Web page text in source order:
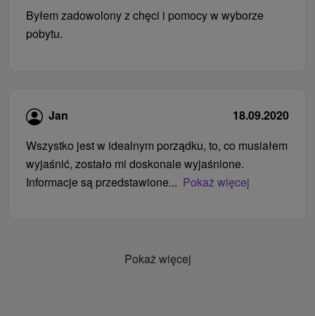
Byłem zadowolony z chęci i pomocy w wyborze
pobytu.
Jan
18.09.2020
Wszystko jest w idealnym porządku, to, co musiałem
wyjaśnić, zostało mi doskonale wyjaśnione.
Informacje są przedstawione... Pokaż więcej
Pokaż więcej